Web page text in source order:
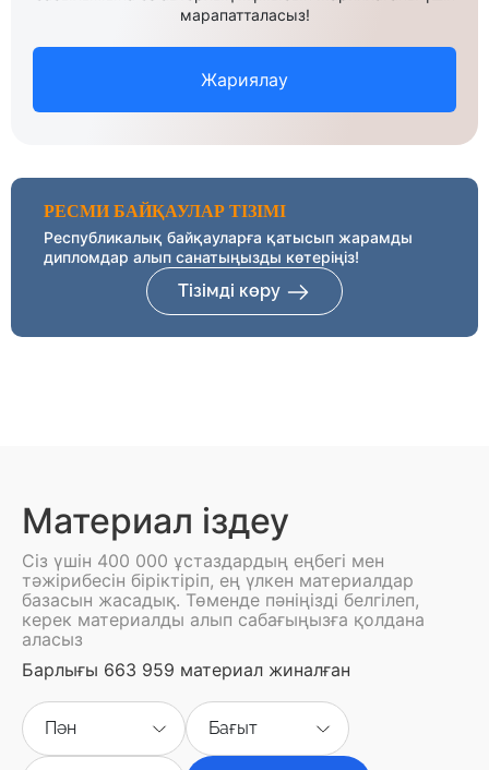
марапатталасыз!
Жариялау
РЕСМИ БАЙҚАУЛАР ТІЗІМІ
Республикалық байқауларға қатысып жарамды
дипломдар алып санатыңызды көтеріңіз!
Тізімді көру
Материал іздеу
Сіз үшін 400 000 ұстаздардың еңбегі мен
тәжірибесін біріктіріп, ең үлкен материалдар
базасын жасадық. Төменде пәніңізді белгілеп,
керек материалды алып сабағыңызға қолдана
аласыз
Барлығы 663 959 материал жиналған
Пән Бағыт